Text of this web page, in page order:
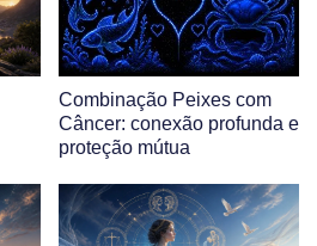
Combinação Peixes com
Câncer: conexão profunda e
proteção mútua